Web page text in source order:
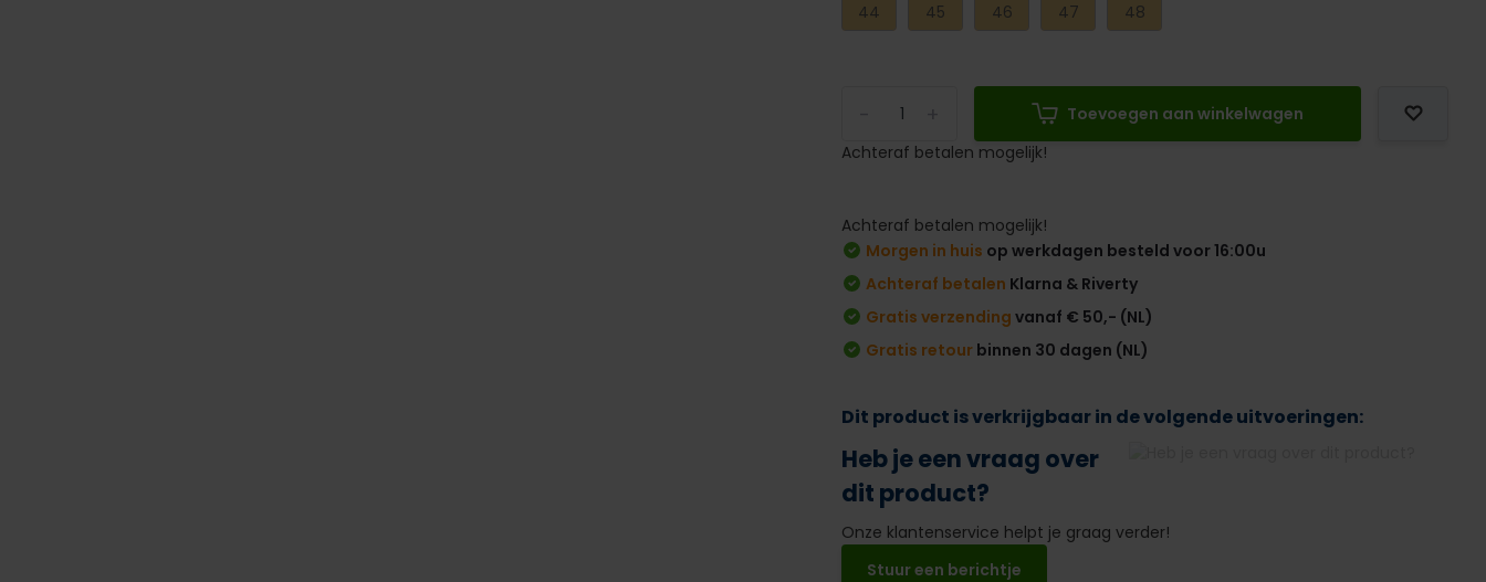
44 45 46 47 48
Toevoegen aan winkelwagen
Achteraf betalen mogelijk!
Achteraf betalen mogelijk!
Morgen in huis op werkdagen besteld voor 16:00u
Achteraf betalen Klarna & Riverty
Gratis verzending vanaf € 50,- (NL)
Gratis retour binnen 30 dagen (NL)
Dit product is verkrijgbaar in de volgende uitvoeringen:
Heb je een vraag over
dit product?
Onze klantenservice helpt je graag verder!
Stuur een berichtje